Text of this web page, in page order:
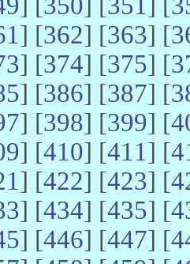
] [362] [363] [
] [374] [375] [
] [386] [387] [
] [398] [399] [
] [410] [411] [
] [422] [423] [
] [434] [435] [
] [446] [447] [